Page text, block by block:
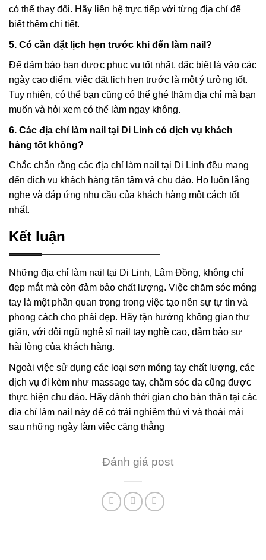
có thể thay đổi. Hãy liên hệ trực tiếp với từng địa chỉ để
biết thêm chi tiết.
5. Có cần đặt lịch hẹn trước khi đến làm nail?
Để đảm bảo bạn được phục vụ tốt nhất, đặc biệt là vào các
ngày cao điểm, việc đặt lịch hẹn trước là một ý tưởng tốt.
Tuy nhiên, có thể bạn cũng có thể ghé thăm địa chỉ mà bạn
muốn và hỏi xem có thể làm ngay không.
6. Các địa chỉ làm nail tại Di Linh có dịch vụ khách
hàng tốt không?
Chắc chắn rằng các địa chỉ làm nail tại Di Linh đều mang
đến dịch vụ khách hàng tận tâm và chu đáo. Họ luôn lắng
nghe và đáp ứng nhu cầu của khách hàng một cách tốt
nhất.
Kết luận
Những địa chỉ làm nail tại Di Linh, Lâm Đồng, không chỉ
đẹp mắt mà còn đảm bảo chất lượng. Việc chăm sóc móng
tay là một phần quan trọng trong việc tạo nên sự tự tin và
phong cách cho phái đẹp. Hãy tận hưởng không gian thư
giãn, với đội ngũ nghệ sĩ nail tay nghề cao, đảm bảo sự
hài lòng của khách hàng.
Ngoài việc sử dụng các loại sơn móng tay chất lượng, các
dịch vụ đi kèm như massage tay, chăm sóc da cũng được
thực hiện chu đáo. Hãy dành thời gian cho bản thân tại các
địa chỉ làm nail này để có trải nghiệm thú vị và thoải mái
sau những ngày làm việc căng thẳng
Đánh giá post